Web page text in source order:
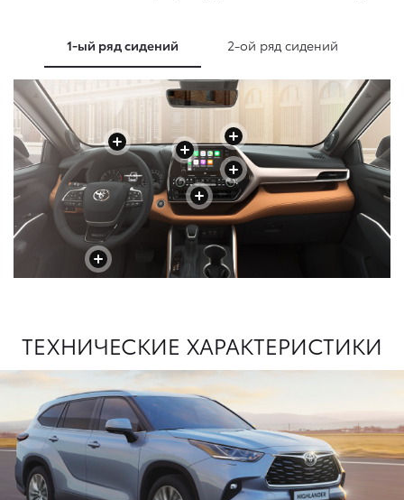
1-ый ряд сидений 2-ой ряд сидений
+
+
+
+
+
+
+
+
+
ТЕХНИЧЕСКИЕ ХАРАКТЕРИСТИКИ